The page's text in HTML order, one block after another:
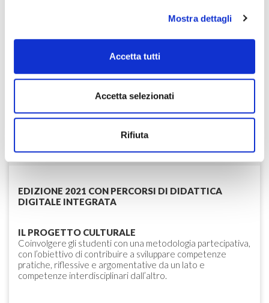
Mostra dettagli
Accetta tutti
Accetta selezionati
Rifiuta
MyEbook Clic
DESCRIZIONE
EDIZIONE 2021 CON PERCORSI DI DIDATTICA
DIGITALE INTEGRATA
IL PROGETTO CULTURALE
Coinvolgere gli studenti con una metodologia partecipativa,
con l’obiettivo di contribuire a sviluppare competenze
pratiche, riflessive e argomentative da un lato e
competenze interdisciplinari dall’altro.